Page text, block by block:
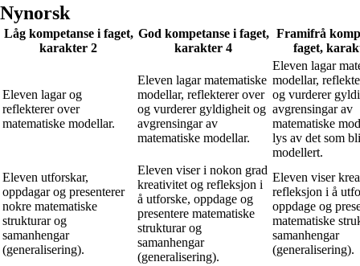
Nynorsk
Låg kompetanse i faget,
karakter 2
God kompetanse i faget,
karakter 4
Framifrå
faget,
Eleven lagar og
reflekterer over
matematiske modellar.
Eleven lagar matematiske
modellar, reflekterer over
og vurderer gyldigheit og
avgrensingar av
matematiske modellar.
Eleven lagar
modellar,
og vurderer
avgrensingar av
matematiske
lys av det som
modellert.
Eleven utforskar,
oppdagar og presenterer
nokre matematiske
strukturar og
samanhengar
(generalisering).
Eleven viser i nokon grad
kreativitet og refleksjon i
å utforske, oppdage og
presentere matematiske
strukturar og
samanhengar
(generalisering).
Eleven viser
refleksjon i å
oppdage og
matematiske
samanhengar
(generalisering).